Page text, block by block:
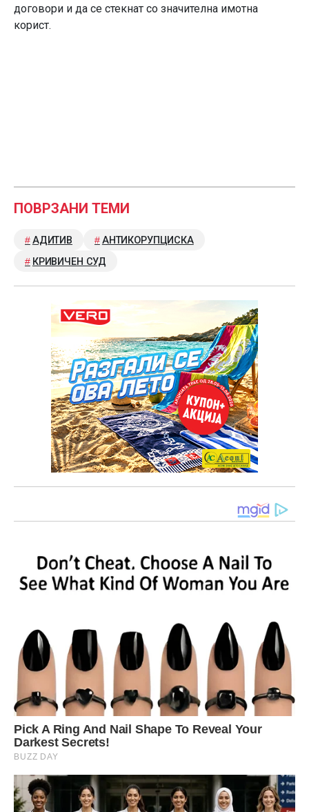
договори и да се стекнат со значителна имотна
корист.
ПОВРЗАНИ ТЕМИ
АДИТИВ
АНТИКОРУПЦИСКА
КРИВИЧЕН СУД